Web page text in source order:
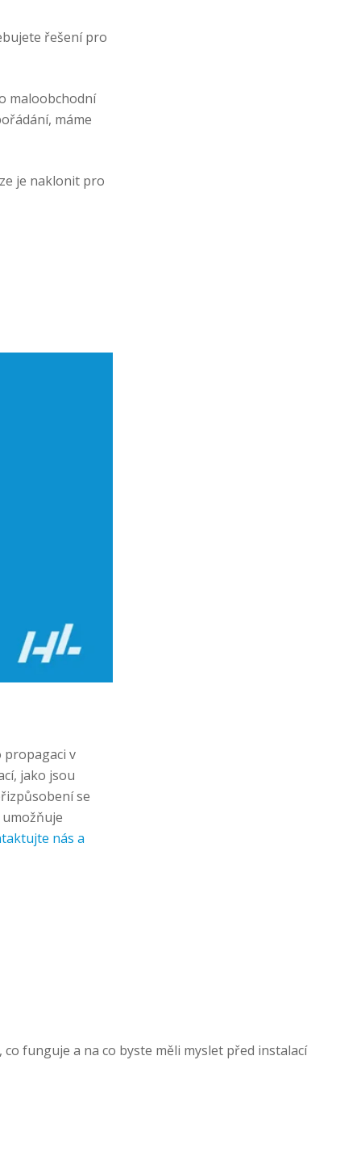
řešení pro
maloobchodní
máme
je naklonit pro
propagaci v
jako jsou
se
nás a
funguje a na co byste měli myslet před instalací